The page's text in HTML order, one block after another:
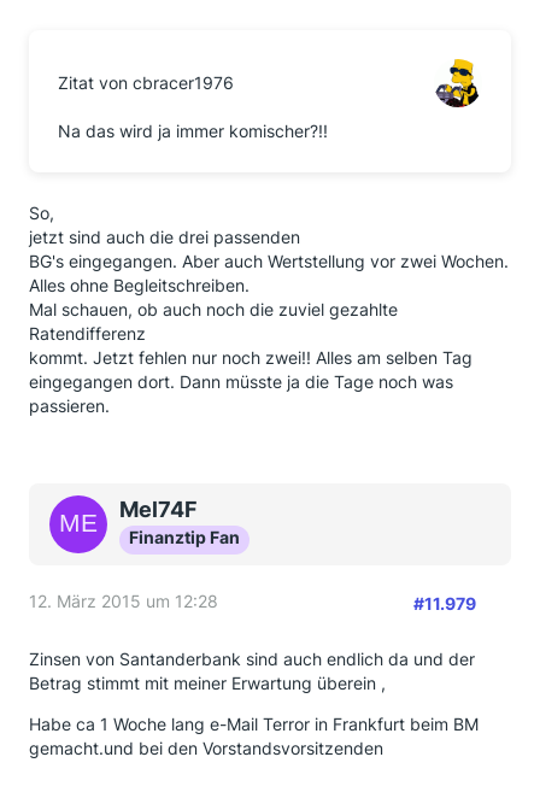
Zitat von cbracer1976
Na das wird ja immer komischer?!!
So,
jetzt sind auch die drei passenden
BG's eingegangen. Aber auch Wertstellung vor zwei Wochen.
Alles ohne Begleitschreiben.
Mal schauen, ob auch noch die zuviel gezahlte
Ratendifferenz
kommt. Jetzt fehlen nur noch zwei!! Alles am selben Tag
eingegangen dort. Dann müsste ja die Tage noch was
passieren.
Mel74F
Finanztip Fan
12. März 2015 um 12:28 #11.979
Zinsen von Santanderbank sind auch endlich da und der
Betrag stimmt mit meiner Erwartung überein ,
Habe ca 1 Woche lang e-Mail Terror in Frankfurt beim BM
gemacht.und bei den Vorstandsvorsitzenden